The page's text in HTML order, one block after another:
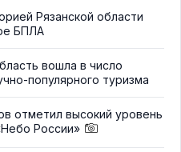
Рязанской области
БПЛА
вошла в число
популярного туризма
отметил высокий уровень
России»